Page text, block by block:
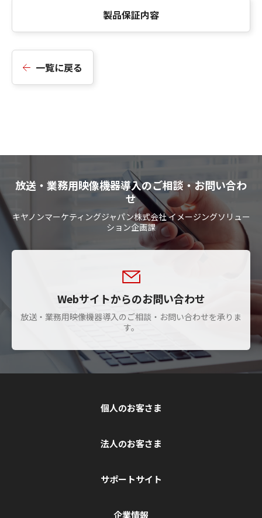
製品保証内容
一覧に戻る
放送・業務用映像機器導入のご相談・お問い合わ
せ
キヤノンマーケティングジャパン株式会社 イメージングソリュー
ション企画課
Webサイトからのお問い合わせ
放送・業務用映像機器導入のご相談・お問い合わせを承りま
す。
個人のお客さま
法人のお客さま
サポートサイト
企業情報